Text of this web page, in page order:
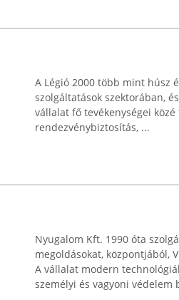
A Légió 2000 több mint húsz
szolgáltatások szektorában,
vállalat fő tevékenységei
rendezvénybiztosítás, ...
Nyugalom Kft. 1990 óta
megoldásokat, központjából,
A vállalat modern
személyi és vagyoni védelem